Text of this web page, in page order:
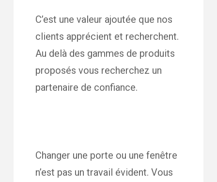
C’est une valeur ajoutée que nos
clients apprécient et recherchent.
Au delà des gammes de produits
proposés vous recherchez un
partenaire de confiance.
Changer une porte ou une fenêtre
n’est pas un travail évident. Vous